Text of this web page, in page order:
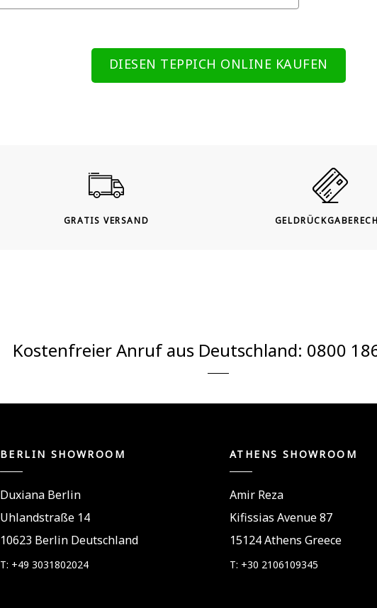
DIESEN TEPPICH ONLINE KAUFEN
GRATIS VERSAND
Kostenfreier Anruf aus Deutschland: 0800
BERLIN SHOWROOM
Duxiana Berlin
Uhlandstraße 14
10623 Berlin Deutschland
T: +49 3031802024
ATHENS SHOWROOM
Amir Reza
Kifissias Avenue 87
15124 Athens Greece
T: +30 2106109345